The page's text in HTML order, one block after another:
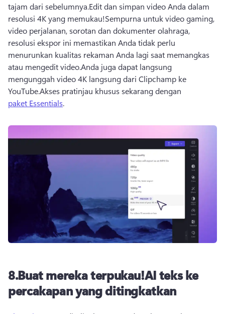
tajam dari sebelumnya.Edit dan simpan video Anda dalam
resolusi 4K yang memukau!Sempurna untuk video gaming,
video perjalanan, sorotan dan dokumenter olahraga,
resolusi ekspor ini memastikan Anda tidak perlu
menurunkan kualitas rekaman Anda lagi saat memangkas
atau mengedit video.Anda juga dapat langsung
mengunggah video 4K langsung dari Clipchamp ke
YouTube.Akses pratinjau khusus sekarang dengan
paket Essentials.
8.Buat mereka terpukau!AI teks ke
percakapan yang ditingkatkan